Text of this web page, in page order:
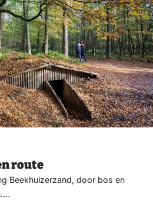
route
Beekhuizerzand, door bos en